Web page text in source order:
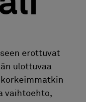
erottuvat
ulottuvaa
vaihtoehto,